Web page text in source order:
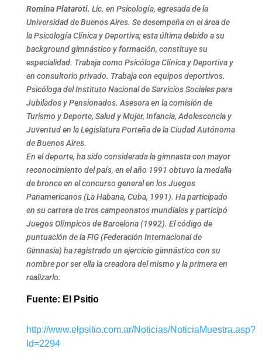
Romina Plataroti. Lic. en Psicología, egresada de la
Universidad de Buenos Aires. Se desempeña en el área de
la Psicología Clínica y Deportiva; esta última debido a su
background gimnástico y formación, constituye su
especialidad. Trabaja como Psicóloga Clínica y Deportiva y
en consultorio privado. Trabaja con equipos deportivos.
Psicóloga del Instituto Nacional de Servicios Sociales para
Jubilados y Pensionados. Asesora en la comisión de
Turismo y Deporte, Salud y Mujer, Infancia, Adolescencia y
Juventud en la Legislatura Porteña de la Ciudad Autónoma
de Buenos Aires.
En el deporte, ha sido considerada la gimnasta con mayor
reconocimiento del país, en el año 1991 obtuvo la medalla
de bronce en el concurso general en los Juegos
Panamericanos (La Habana, Cuba, 1991). Ha participado
en su carrera de tres campeonatos mundiales y participó
Juegos Olímpicos de Barcelona (1992). El código de
puntuación de la FIG (Federación Internacional de
Gimnasia) ha registrado un ejercicio gimnástico con su
nombre por ser ella la creadora del mismo y la primera en
realizarlo.
Fuente: El Psitio
http://www.elpsitio.com.ar/Noticias/NoticiaMuestra.asp?
Id=2294